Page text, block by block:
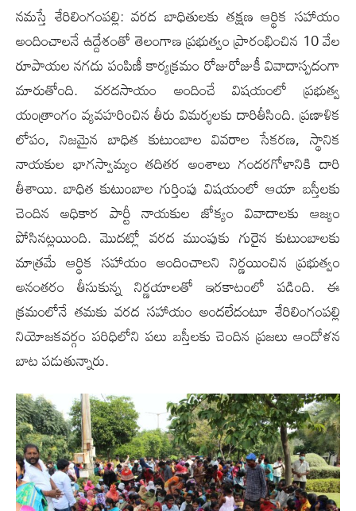
న‌మ‌స్తే శేరిలింగంప‌ల్లి: వరద బాధితులకు త‌క్ష‌ణ‌ ఆర్థిక సహాయం
అందించాలనే ఉద్దేశంతో తెలంగాణ ప్రభుత్వం ప్రారంభించిన 10 వేల
రూపాయల నగదు పంపిణీ కార్యక్రమం రోజురోజుకీ వివాదాస్పదంగా
మారుతోంది. వరదసాయం అందించే విషయంలో ప్రభుత్వ
యంత్రాంగం వ్యవహరించిన తీరు విమర్శలకు దారితీసింది. ప్రణాళిక
లోపం, నిజమైన బాధిత కుటుంబాల వివరాల సేకరణ, స్థానిక
నాయకుల భాగ‌స్వామ్యం తదితర అంశాలు గందరగోళానికి దారి
తీశాయి. బాధిత కుటుంబాల గుర్తింపు విషయంలో ఆయా బ‌స్తీల‌కు
చెందిన అధికార పార్టీ నాయకుల జోక్యం వివాదాలకు ఆజ్యం
పోసినట్లయింది. మొదట్లో వరద ముంపుకు గురైన కుటుంబాలకు
మాత్రమే ఆర్థిక సహాయం అందించాలని నిర్ణయించిన ప్రభుత్వం
అనంతరం తీసుకున్న నిర్ణయాలతో ఇర‌కాటంలో ప‌డింది. ఈ
క్ర‌మంలోనే తమకు వరద సహాయం అందలేదంటూ శేరిలింగంపల్లి
నియోజకవర్గం పరిధిలోని పలు బ‌స్తీలకు చెందిన ప్రజలు ఆందోళన
బాట పడుతున్నారు.